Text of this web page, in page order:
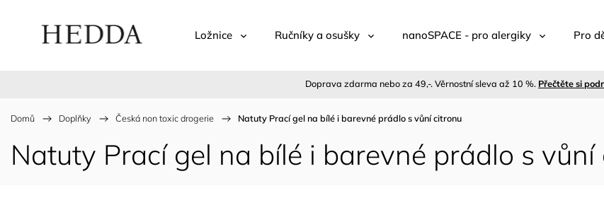
Ložnice Ručníky a osušky nanoSPACE - pro alergiky Pro
Doprava zdarma nebo za 49,-. Věrnostní sleva až 10 %. Přečtěte si
Domů / Doplňky / Česká non toxic drogerie / Natuty Prací gel na bílé i barevné prádlo s vůní citronu
Natuty Prací gel na bílé i barevné prádlo s vůní